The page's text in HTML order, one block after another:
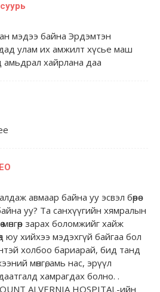
мэдээ байна Эрдэмтэн
улам их амжилт хүсье маш
амьдрал хайрлана даа
авмаар байна уу эсвэл бөөрөө
уу? Та санхүүгийн хямралын
мөнгөөр ​​зарах боломжийг хайж
юу хийхээ мэдэхгүй байгаа бол
холбоо бариарай, бид танд
мөнгө, амь нас, эрүүл
хамрагдах болно. .
ALVERNIA HOSPITAL-ийн